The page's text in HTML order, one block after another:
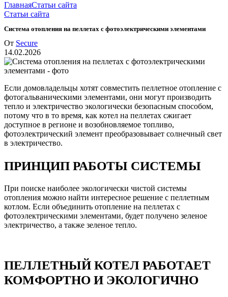
ГлавнаяСтатьи сайта
Статьи сайта
Система отопления на пеллетах с фотоэлектрическими элементами
От Secure
14.02.2026
Если домовладельцы хотят совместить пеллетное отопление с
фотогальваническими элементами, они могут производить
тепло и электричество экологически безопасным способом,
потому что в то время, как котел на пеллетах сжигает
доступное в регионе и возобновляемое топливо,
фотоэлектрический элемент преобразовывает солнечный свет
в электричество.
ПРИНЦИП РАБОТЫ СИСТЕМЫ
При поиске наиболее экологически чистой системы
отопления можно найти интересное решение с пеллетным
котлом. Если объединить отопление на пеллетах с
фотоэлектрическими элементами, будет получено зеленое
электричество, а также зеленое тепло.
ПЕЛЛЕТНЫЙ КОТЕЛ РАБОТАЕТ
КОМФОРТНО И ЭКОЛОГИЧНО